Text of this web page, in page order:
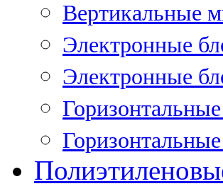
Вертикальные
Электронные
Электронные